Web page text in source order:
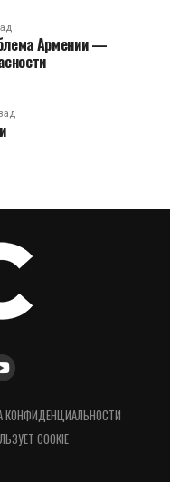
Армении —
КОНФИДЕНЦИАЛЬНОСТИ
COOKIE